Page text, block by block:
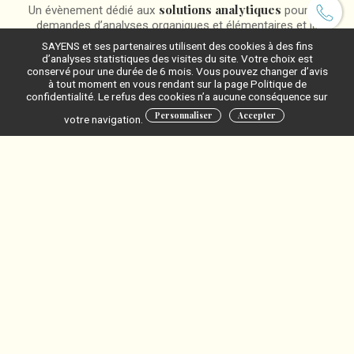
Un évènement dédié aux solutions analytiques pour les
demandes d’analyses organiques et élémentaires et la
préparation des échantillons associés
Venez découvrir les dernières avancées de la recherche
publique et en particulier celles duPACMUB – Pôle de
Chimie Moléculairede l’université de Bourgogne
SAYENS et ses partenaires utilisent des cookies à des fins
d’analyses statistiques des visites du site. Votre choix est
conservé pour une durée de 6 mois. Vous pouvez changer d’avis
à tout moment en vous rendant sur la page Politique de
confidentialité. Le refus des cookies n’a aucune conséquence sur
votre navigation.
Personnaliser Accepter